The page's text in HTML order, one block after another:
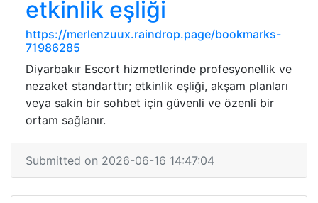
etkinlik eşliği
https://merlenzuux.raindrop.page/bookmarks-
71986285
Diyarbakır Escort hizmetlerinde profesyonellik ve
nezaket standarttır; etkinlik eşliği, akşam planları
veya sakin bir sohbet için güvenli ve özenli bir
ortam sağlanır.
Submitted on 2026-06-16 14:47:04